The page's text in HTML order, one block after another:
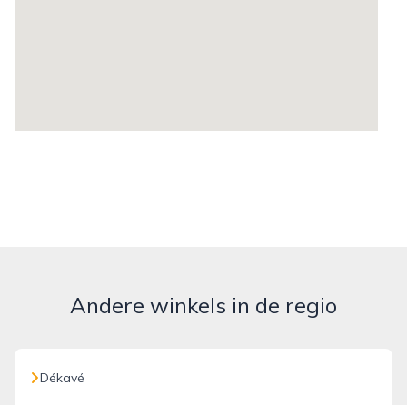
Andere winkels in de regio
Dékavé